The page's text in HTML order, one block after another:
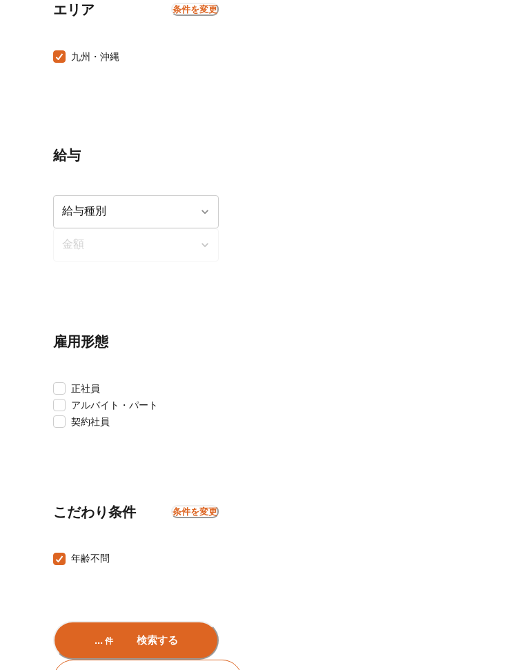
エリア 条件を変更
九州・沖縄
給与
雇用形態
正社員
アルバイト・パート
契約社員
こだわり条件 条件を変更
年齢不問
... 件 検索する